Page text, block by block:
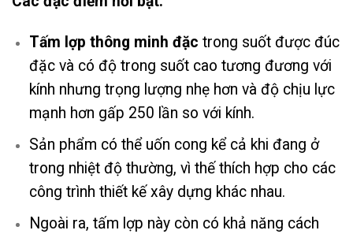
Tấm lợp thông minh đặc trong suốt được đúc
đặc và có độ trong suốt cao tương đương với
kính nhưng trọng lượng nhẹ hơn và độ chịu lực
mạnh hơn gấp 250 lần so với kính.
Sản phẩm có thể uốn cong kể cả khi đang ở
trong nhiệt độ thường, vì thế thích hợp cho các
công trình thiết kế xây dựng khác nhau.
Ngoài ra, tấm lợp này còn có khả năng cách